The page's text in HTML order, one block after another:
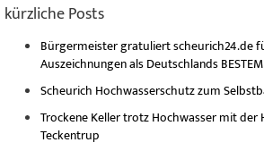
kürzliche Posts
Bürgermeister gratuliert scheurich24.de
Auszeichnungen als Deutschlands BESTEM
Scheurich Hochwasserschutz zum
Trockene Keller trotz Hochwasser mit der
Teckentrup